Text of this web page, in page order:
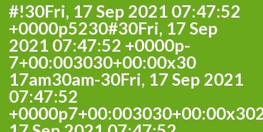
#!30Fri, 17 Sep 2021 07:47:52
+0000p5230#30Fri, 17 Sep
2021 07:47:52 +0000p-
7+00:003030+00:00x30
17am30am-30Fri, 17 Sep 2021
07:47:52